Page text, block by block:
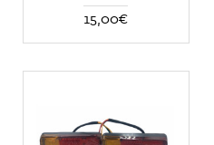
15,00€